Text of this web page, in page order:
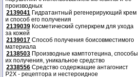
производных
2139041 Гидратантный регенерирующий крем
и способ его получения
2139039 Косметический суперкрем для ухода
за кожей
2139017 Способ получения боисовместимого
материала
2138503 Производные камптотецина, способы
их получения, уникальное средство
2338556 Средство содержащие антагонист
Р2Х - рецептора и нестероидное